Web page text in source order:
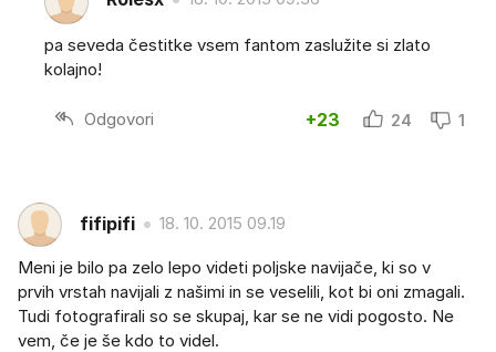
pa seveda čestitke vsem fantom zaslužite si zlato
kolajno!
Odgovori +23 24 1
fifipifi 18. 10. 2015 09.19
Meni je bilo pa zelo lepo videti poljske navijače, ki so v
prvih vrstah navijali z našimi in se veselili, kot bi oni zmagali.
Tudi fotografirali so se skupaj, kar se ne vidi pogosto. Ne
vem, če je še kdo to videl.